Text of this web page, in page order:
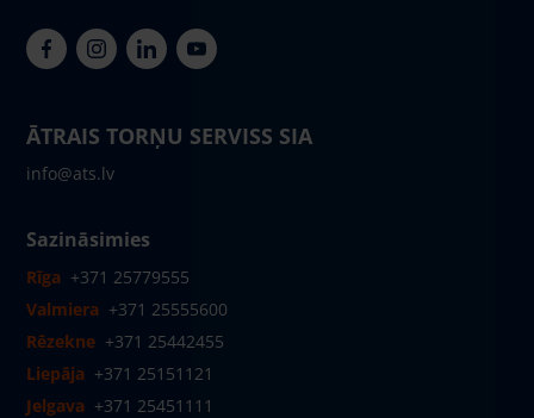
ĀTRAIS TORŅU SERVISS SIA
info@ats.lv
Sazināsimies
Rīga +371 25779555
Valmiera +371 25555600
Rēzekne +371 25442455
Liepāja +371 25151121
Jelgava +371 25451111